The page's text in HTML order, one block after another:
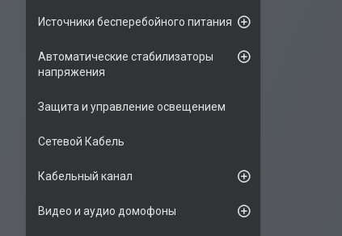
Источники бесперебойного питания
Автоматические стабилизаторы
напряжения
Защита и управление освещением
Сетевой Кабель
Кабельный канал
Видео и аудио домофоны